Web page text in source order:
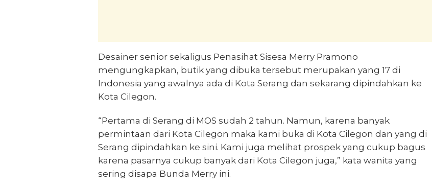
Desainer senior sekaligus Penasihat Sisesa Merry Pramono
mengungkapkan, butik yang dibuka tersebut merupakan yang 17 di
Indonesia yang awalnya ada di Kota Serang dan sekarang dipindahkan ke
Kota Cilegon.
“Pertama di Serang di MOS sudah 2 tahun. Namun, karena banyak
permintaan dari Kota Cilegon maka kami buka di Kota Cilegon dan yang di
Serang dipindahkan ke sini. Kami juga melihat prospek yang cukup bagus
karena pasarnya cukup banyak dari Kota Cilegon juga,” kata wanita yang
sering disapa Bunda Merry ini.